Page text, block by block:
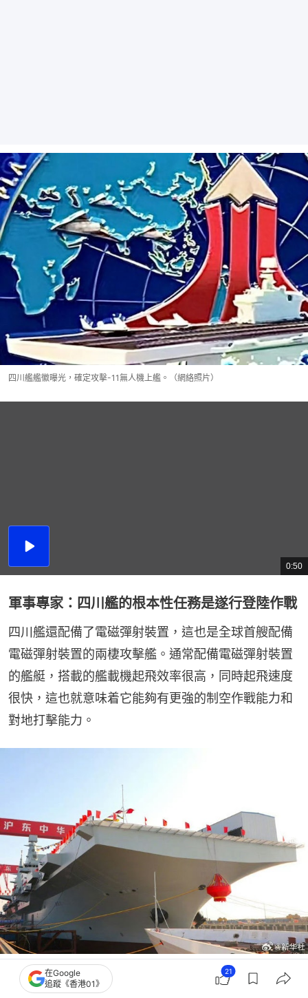
四川艦艦徽曝光，確定攻擊-11無人機上艦。（網絡照片）
播
總
共
間
0:50
軍事專家：四川艦的根本性任務是遂行登陸作戰
四川艦還配備了電磁彈射裝置，這也是全球首艘配備
電磁彈射裝置的兩棲攻擊艦。通常配備電磁彈射裝置
的艦艇，搭載的艦載機起飛效率很高，同時起飛速度
很快，這也就意味着它能夠有更強的制空作戰能力和
對地打擊能力。
中國海軍076型兩棲攻擊艦四川艦。（新華社）
在Google
追蹤《香港01》
21